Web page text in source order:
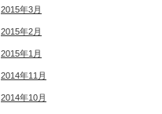
2015年3月
2015年2月
2015年1月
2014年11月
2014年10月